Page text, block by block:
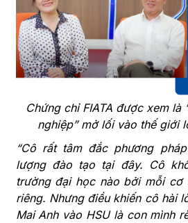
Chứng chỉ FIATA được xem là
nghiệp” mở lối vào thế giới
“Cô rất tâm đắc phương
lượng đào tạo tại đây. Cô
trường đại học nào bởi mỗi cơ
riêng. Nhưng điều khiến cô hài
Mai Anh vào HSU là con mình